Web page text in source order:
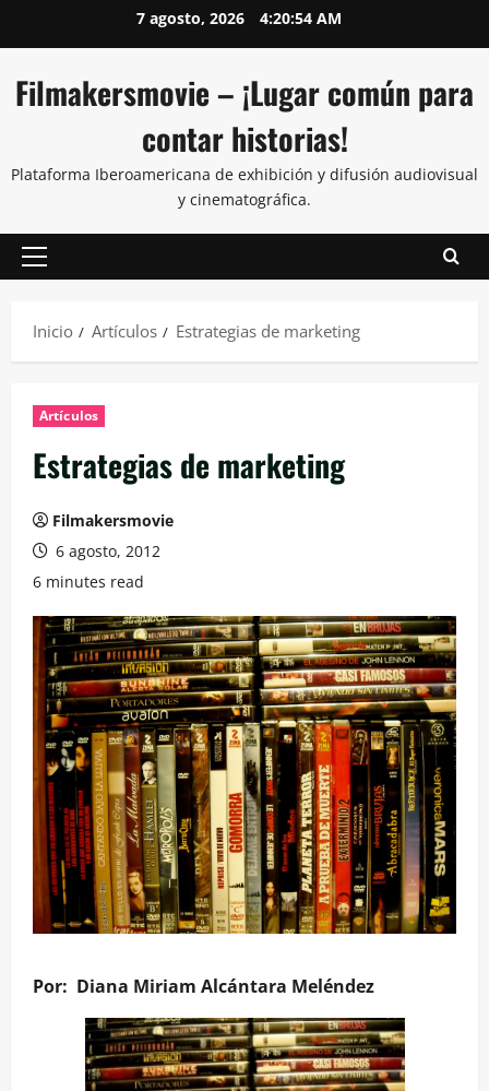
7 agosto, 2026 4:20:55 AM
Filmakersmovie – ¡Lugar común para
contar historias!
Plataforma Iberoamericana de exhibición y difusión audiovisual
y cinematográfica.
Inicio Artículos Estrategias de marketing
Artículos
Estrategias de marketing
Filmakersmovie
6 agosto, 2012
6 minutes read
Por: Diana Miriam Alcántara Meléndez